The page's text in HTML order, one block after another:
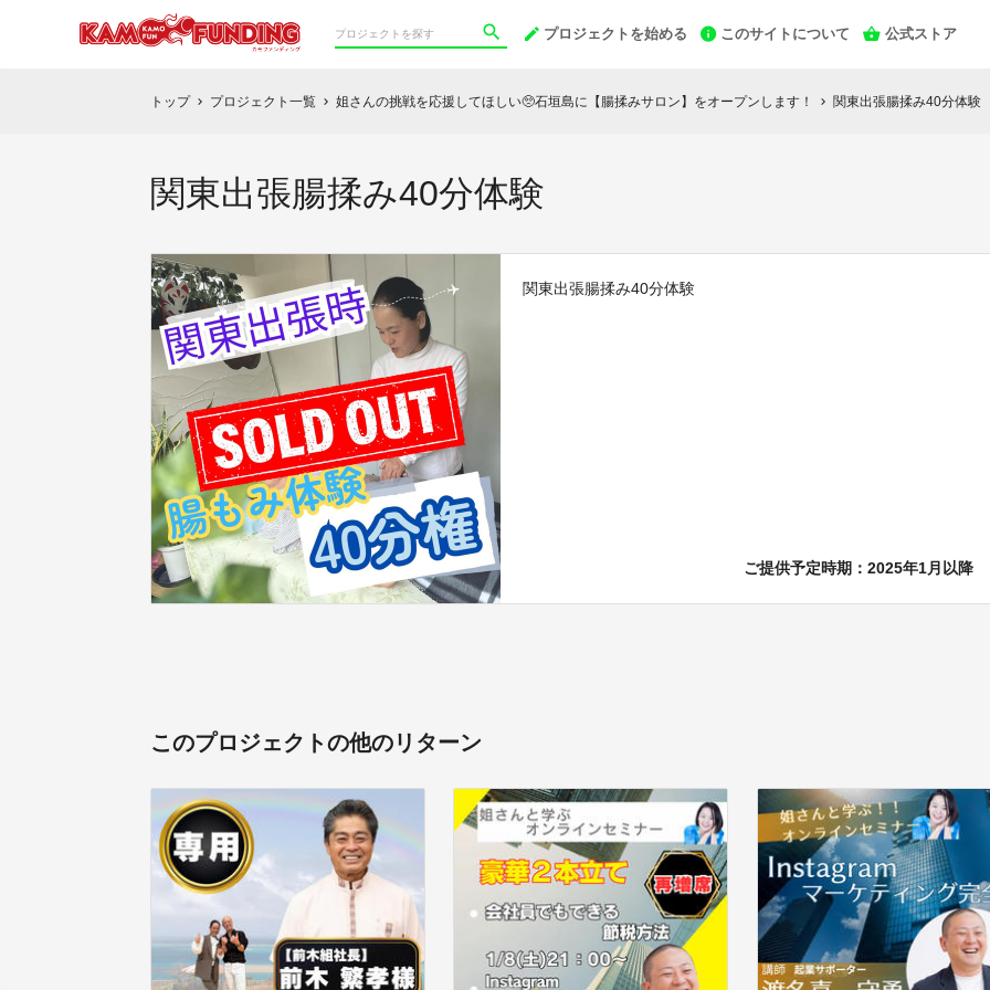
プロジェクトを始める このサイトについて 公式ストア
トップ chevron_right プロジェクト一覧 chevron_right 姐さんの挑戦を応援してほしい🥺石垣島に【腸揉みサロン】をオープンします！ chevron_right 関東出張腸揉み40分体験
関東出張腸揉み40分体験
関東出張腸揉み40分体験
ご提供予定時期：2025年1月以降
このプロジェクトの他のリターン